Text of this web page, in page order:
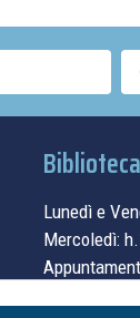
Biblioteca
Lunedì e
Mercoledì:
concordati